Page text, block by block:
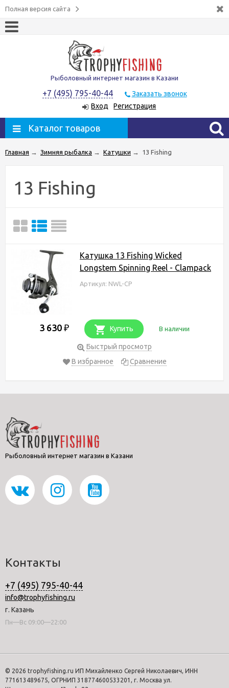
Полная версия сайта
Рыболовный интернет магазин в Казани
+7 (495) 795-40-44
Заказать звонок
Вход
Регистрация
Каталог товаров
Главная → Зимняя рыбалка → Катушки → 13 Fishing
13 Fishing
Катушка 13 Fishing Wicked
Longstem Spinning Reel - Clampack
Артикул: NWL-CP
3 630 ₽ Купить В наличии
Быстрый просмотр
В избранное
Сравнение
Рыболовный интернет магазин в Казани
Контакты
+7 (495) 795-40-44
info@trophyfishing.ru
г. Казань
Пн—Вс 09:00—22:00
© 2026 trophyfishing.ru ИП Михайленко Сергей Николаевич, ИНН
771613489675, ОГРНИП 318774600533201, г. Москва ул.